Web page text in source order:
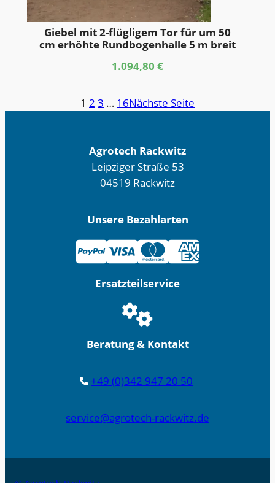
Giebel mit 2-flügligem Tor für um 50
cm erhöhte Rundbogenhalle 5 m breit
1.094,80 €
1 2 3 … 16Nächste Seite
Agrotech Rackwitz
Leipziger Straße 53
04519 Rackwitz
Unsere Bezahlarten
Ersatzteilservice
Beratung & Kontakt
+49 (0)342 947 20 50
service@agrotech-rackwitz.de